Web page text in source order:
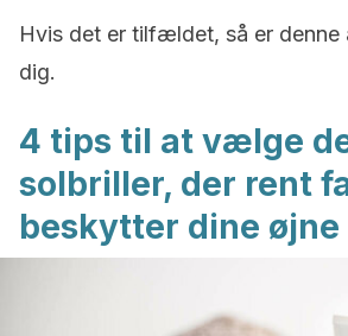
Hvis det er tilfældet, så er denne
dig.
4 tips til at vælge
solbriller, der rent
beskytter dine øjne